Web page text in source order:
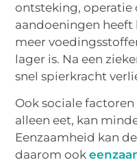
ontsteking, operatie
aandoeningen
meer
lager is. Na een
snel spierkracht
Ook sociale
alleen eet, kan
Eenzaamheid kan
daarom ook